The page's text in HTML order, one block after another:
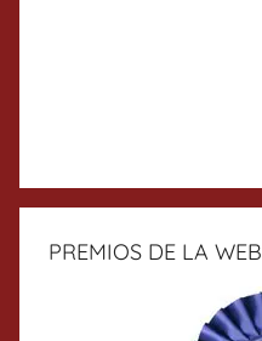
PREMIOS DE LA WEB